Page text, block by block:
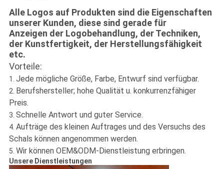
Alle Logos auf Produkten sind die Eigenschaften
unserer Kunden, diese sind gerade für
Anzeigen der Logobehandlung, der Techniken,
der Kunstfertigkeit, der Herstellungsfähigkeit
etc.
Vorteile:
1. Jede mögliche Größe, Farbe, Entwurf sind verfügbar.
2. Berufshersteller; hohe Qualität u. konkurrenzfähiger
Preis.
3. Schnelle Antwort und guter Service.
4. Aufträge des kleinen Auftrages und des Versuchs des
Schals können angenommen werden.
5. Wir können OEM&ODM-Dienstleistung erbringen.
Unsere Dienstleistungen